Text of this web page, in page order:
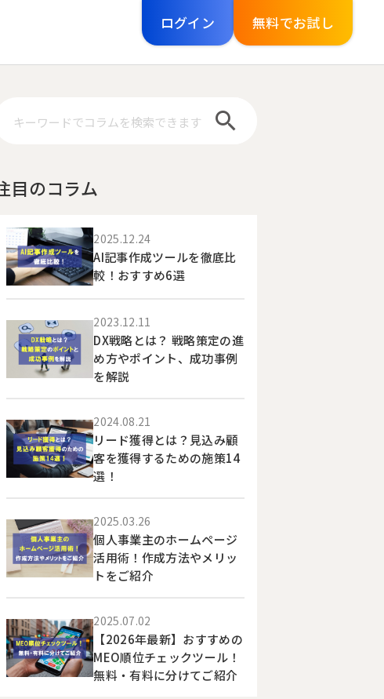
資産を増やす
助成金補助金 診断ナビ
経営分析プラス
かる！
士業
建設業
導入理由やご意見をご紹介
イト制作フロー
募集
ログイン 無料でお試し
目のコラム
2025.12.24
AI記事作成ツールを徹底比
較！おすすめ6選
2023.12.11
DX戦略とは？ 戦略策定の進
め方やポイント、成功事例
を解説
2024.08.21
リード獲得とは？見込み顧
客を獲得するための施策14
選！
2025.03.26
個人事業主のホームページ
活用術！作成方法やメリッ
トをご紹介
2025.07.02
【2026年最新】おすすめの
MEO順位チェックツール！
無料・有料に分けてご紹介